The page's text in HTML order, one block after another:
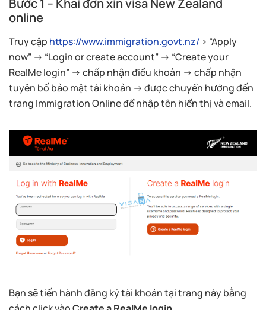
online
Truy cập https://www.immigration.govt.nz/ > “Apply
now” → “Login or create account” → “Create your
RealMe login” → chấp nhận điều khoản → chấp nhận
tuyên bố bảo mật tài khoản → được chuyển hướng đến
trang Immigration Online để nhập tên hiển thị và email.
Bạn sẽ tiến hành đăng ký tài khoản tại trang này bằng